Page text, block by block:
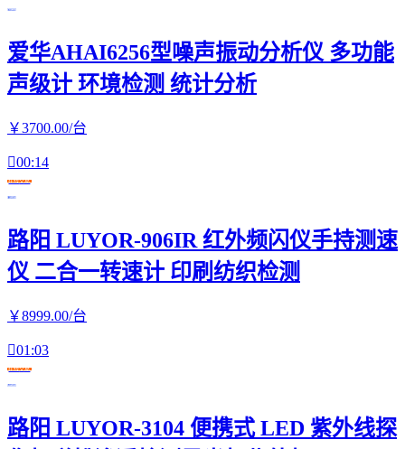
爱华AHAI6256型噪声振动分析仪 多功能
声级计 环境检测 统计分析
￥3700.00/台
00:14
在线交易
路阳 LUYOR-906IR 红外频闪仪手持测速
仪 二合一转速计 印刷纺织检测
￥8999.00/台
01:03
在线交易
路阳 LUYOR-3104 便携式 LED 紫外线探